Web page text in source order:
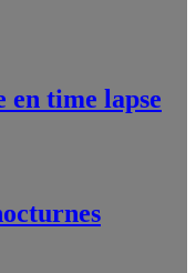
en time lapse